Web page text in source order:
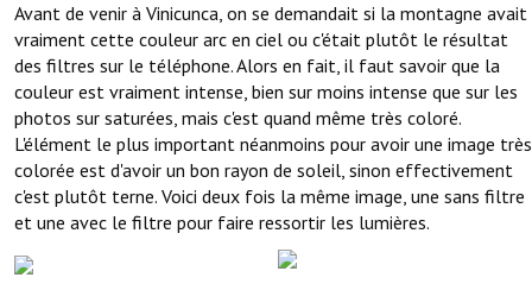
Avant de venir à Vinicunca, on se demandait si la montagne avait
vraiment cette couleur arc en ciel ou c'était plutôt le résultat
des filtres sur le téléphone. Alors en fait, il faut savoir que la
couleur est vraiment intense, bien sur moins intense que sur les
photos sur saturées, mais c'est quand même très coloré.
L'élément le plus important néanmoins pour avoir une image très
colorée est d'avoir un bon rayon de soleil, sinon effectivement
c'est plutôt terne. Voici deux fois la même image, une sans filtre
et une avec le filtre pour faire ressortir les lumières.